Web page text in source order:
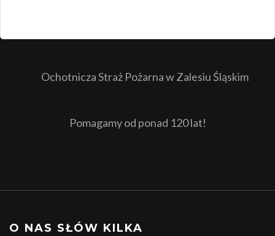
Ochotnicza Straż Pożarna w Zalesiu Śląskim
Pomagamy od ponad 120 lat!
O NAS SŁÓW KILKA